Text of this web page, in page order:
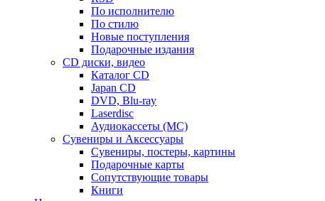
По исполнителю
По стилю
Новые поступления
Подарочные издания
CD диски, видео
Каталог CD
Japan CD
DVD, Blu-ray
Laserdisc
Аудиокассеты (MC)
Сувениры и Аксессуары
Сувениры, постеры, картины
Подарочные карты
Сопутствующие товары
Книги